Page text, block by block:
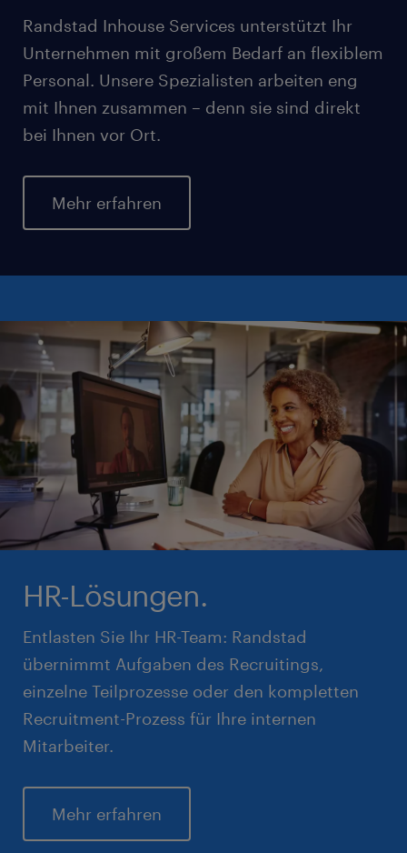
Randstad Inhouse Services unterstützt Ihr
Unternehmen mit großem Bedarf an flexiblem
Personal. Unsere Spezialisten arbeiten eng
mit Ihnen zusammen – denn sie sind direkt
bei Ihnen vor Ort.
Mehr erfahren
HR-Lösungen.
Entlasten Sie Ihr HR-Team: Randstad
übernimmt Aufgaben des Recruitings,
einzelne Teilprozesse oder den kompletten
Recruitment-Prozess für Ihre internen
Mitarbeiter.
Mehr erfahren